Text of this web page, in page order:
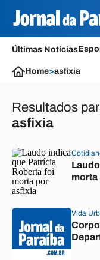
Últimas Notícias
Home>asfixia
Resultados
asfixia
morta
Vida